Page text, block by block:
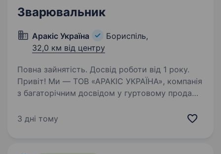
Зварювальник
Аракіс Україна
Бориспіль,
32,0 км від центру
Повна зайнятість. Досвід роботи від 1 року.
Привіт! Ми — ТОВ «АРАКІС УКРАЇНА», компанія
з багаторічним досвідом у гуртовому продажі
сільськогосподарської техніки. Наша мета —
3 дні тому